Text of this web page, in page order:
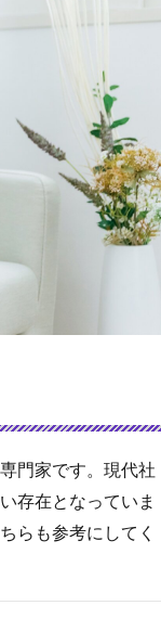
門家です。現代社
存在となっていま
らも参考にしてく